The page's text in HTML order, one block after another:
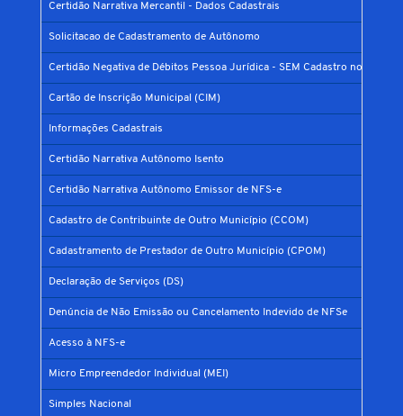
Certidão Narrativa Mercantil - Dados Cadastrais
Solicitacao de Cadastramento de Autônomo
Certidão Negativa de Débitos Pessoa Jurídica - SEM Cadastro no
Cartão de Inscrição Municipal (CIM)
Informações Cadastrais
Certidão Narrativa Autônomo Isento
Certidão Narrativa Autônomo Emissor de NFS-e
Cadastro de Contribuinte de Outro Município (CCOM)
Cadastramento de Prestador de Outro Município (CPOM)
Declaração de Serviços (DS)
Denúncia de Não Emissão ou Cancelamento Indevido de NFSe
Acesso à NFS-e
Micro Empreendedor Individual (MEI)
Simples Nacional